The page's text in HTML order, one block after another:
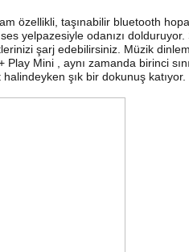
özellikli, taşınabilir bluetooth
yelpazesiyle odanızı
şarj edebilirsiniz. Müzik
Mini , aynı zamanda birinci
şık bir dokunuş katıyor.